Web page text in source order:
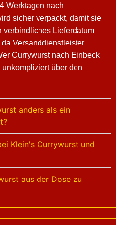
Werktagen nach
sicher verpackt, damit sie
verbindliches Lieferdatum
Versanddienstleister
Currywurst nach Einbeck
über den
anders als ein
Klein's Currywurst und
aus der Dose zu